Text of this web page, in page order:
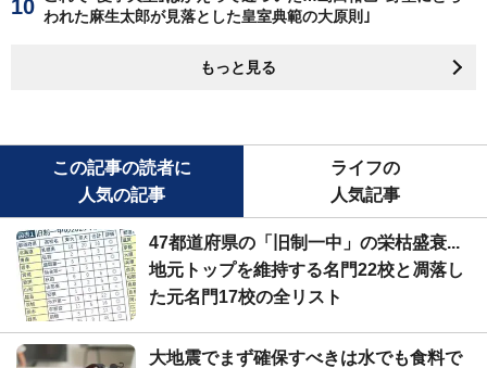
われた麻生太郎が見落とした皇室典範の大原則｣
もっと見る
この記事の読者に
人気の記事
ライフの
人気記事
47都道府県の「旧制一中」の栄枯盛衰...
地元トップを維持する名門22校と凋落し
た元名門17校の全リスト
大地震でまず確保すべきは水でも食料で